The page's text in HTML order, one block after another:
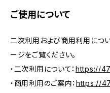
ご使用について
二次利用および商用利用につ
ージをご覧ください。
・二次利用について： https://
・商用利用のご案内： https://